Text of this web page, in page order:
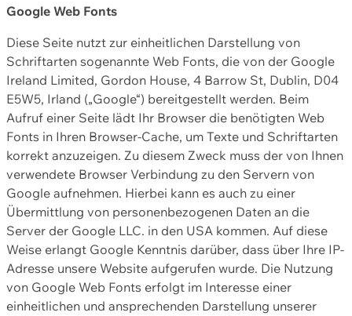
Google Web Fonts
Diese Seite nutzt zur einheitlichen Darstellung von
Schriftarten sogenannte Web Fonts, die von der Google
Ireland Limited, Gordon House, 4 Barrow St, Dublin, D04
E5W5, Irland („Google“) bereitgestellt werden. Beim
Aufruf einer Seite lädt Ihr Browser die benötigten Web
Fonts in Ihren Browser-Cache, um Texte und Schriftarten
korrekt anzuzeigen. Zu diesem Zweck muss der von Ihnen
verwendete Browser Verbindung zu den Servern von
Google aufnehmen. Hierbei kann es auch zu einer
Übermittlung von personenbezogenen Daten an die
Server der Google LLC. in den USA kommen. Auf diese
Weise erlangt Google Kenntnis darüber, dass über Ihre IP-
Adresse unsere Website aufgerufen wurde. Die Nutzung
von Google Web Fonts erfolgt im Interesse einer
einheitlichen und ansprechenden Darstellung unserer